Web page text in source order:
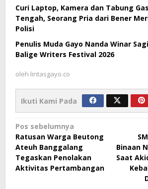
Curi Laptop, Kamera dan Tabung
Tengah, Seorang Pria dari Bener
Polisi
Penulis Muda Gayo Nanda Winar
Balige Writers Festival 2026
oleh lintasgayo.co
Ikuti Kami Pada
Navigasi
pos
Pos sebelumnya
Ratusan Warga Beutong
Ateuh Banggalang
Tegaskan Penolakan
Aktivitas Pertambangan
Binaan
Saat